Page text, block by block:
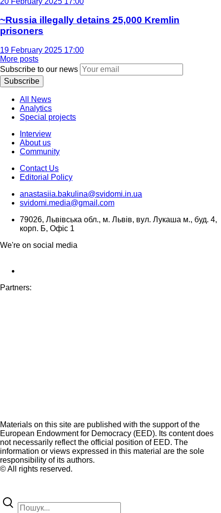
~Russia illegally detains 25,000 Kremlin
prisoners
19 February 2025 17:00
More posts
Subscribe to our news
Subscribe
All News
Analytics
Special projects
Interview
About us
Community
Contact Us
Editorial Policy
anastasiia.bakulina@svidomi.in.ua
svidomi.media@gmail.com
79026, Львівська обл., м. Львів, вул. Лукаша м., буд. 4,
корп. Б, Офіс 1
We're on social media
Partners:
Materials on this site are published with the support of the
European Endowment for Democracy (EED). Its content does
not necessarily reflect the official position of EED. The
information or views expressed in this material are the sole
responsibility of its authors.
© All rights reserved.